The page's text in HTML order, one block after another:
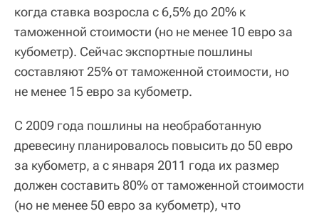
когда ставка возросла с 6,5% до 20% к
таможенной стоимости (но не менее 10 евро за
кубометр). Сейчас экспортные пошлины
составляют 25% от таможенной стоимости, но
не менее 15 евро за кубометр.
С 2009 года пошлины на необработанную
древесину планировалось повысить до 50 евро
за кубометр, а с января 2011 года их размер
должен составить 80% от таможенной стоимости
(но не менее 50 евро за кубометр), что